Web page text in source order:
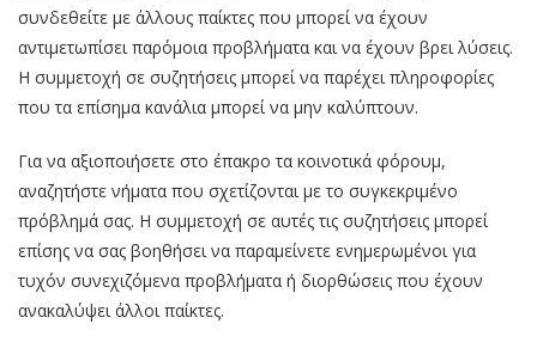
συνδεθείτε με άλλους παίκτες που μπορεί να έχουν
αντιμετωπίσει παρόμοια προβλήματα και να έχουν βρει λύσεις.
Η συμμετοχή σε συζητήσεις μπορεί να παρέχει πληροφορίες
που τα επίσημα κανάλια μπορεί να μην καλύπτουν.
Για να αξιοποιήσετε στο έπακρο τα κοινοτικά φόρουμ,
αναζητήστε νήματα που σχετίζονται με το συγκεκριμένο
πρόβλημά σας. Η συμμετοχή σε αυτές τις συζητήσεις μπορεί
επίσης να σας βοηθήσει να παραμείνετε ενημερωμένοι για
τυχόν συνεχιζόμενα προβλήματα ή διορθώσεις που έχουν
ανακαλύψει άλλοι παίκτες.